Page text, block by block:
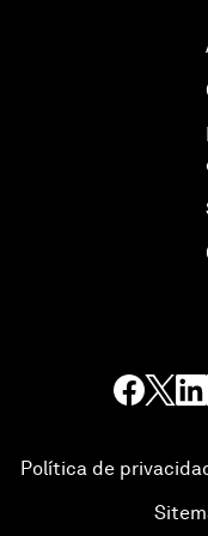
Política de